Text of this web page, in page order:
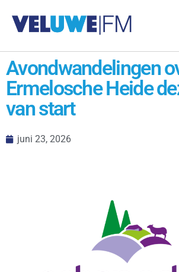
Avondwandelingen
Ermelosche Heide
van start
juni 23, 2026